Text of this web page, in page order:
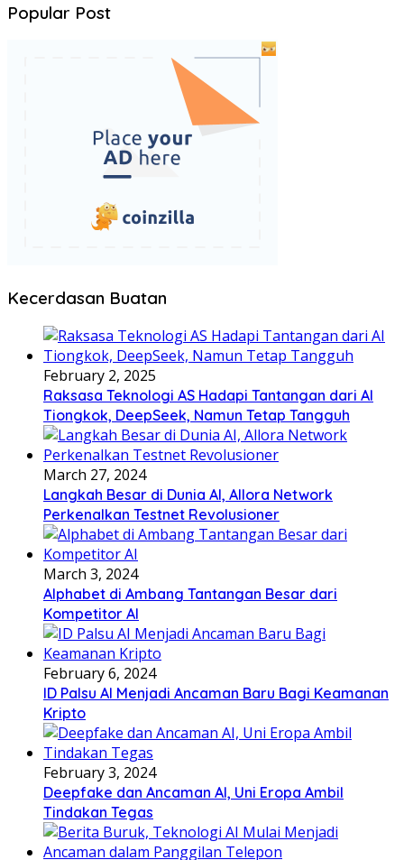
Popular Post
Kecerdasan Buatan
February 2, 2025
Raksasa Teknologi AS Hadapi Tantangan dari AI
Tiongkok, DeepSeek, Namun Tetap Tangguh
March 27, 2024
Langkah Besar di Dunia AI, Allora Network
Perkenalkan Testnet Revolusioner
March 3, 2024
Alphabet di Ambang Tantangan Besar dari
Kompetitor AI
February 6, 2024
ID Palsu AI Menjadi Ancaman Baru Bagi Keamanan
Kripto
February 3, 2024
Deepfake dan Ancaman AI, Uni Eropa Ambil
Tindakan Tegas